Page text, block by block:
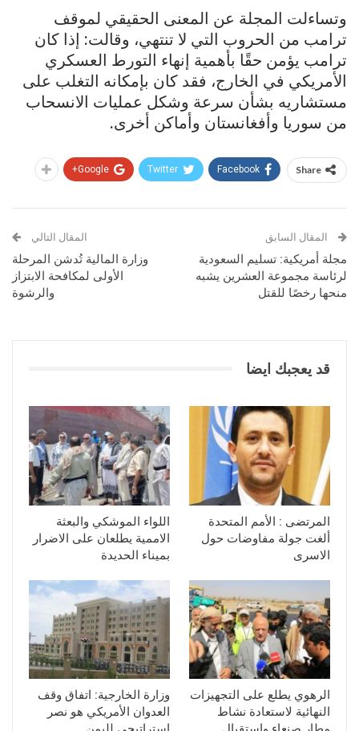
وتساءلت المجلة عن المعنى الحقيقي لموقف
ترامب من الحروب التي لا تنتهي، وقالت: إذا كان
ترامب يؤمن حقًا بأهمية إنهاء التورط العسكري
الأمريكي في الخارج، فقد كان بإمكانه التغلب على
مستشاريه بشأن سرعة وشكل عمليات الانسحاب
من سوريا وأفغانستان وأماكن أخرى.
Share
Facebook
Twitter
Google+
المقال السابق
مجلة أمريكية: تسليم السعودية
لرئاسة مجموعة العشرين يشبه
منحها رخصًا للقتل
المقال التالي
وزارة المالية تُدشن المرحلة
الأولى لمكافحة الابتزاز
والرشوة
قد يعجبك ايضا
المرتضى : الأمم المتحدة
ألغت جولة مفاوضات حول
الاسرى
اللواء الموشكي والبعثة
الاممية يطلعان على الاضرار
بميناء الحديدة
الرهوي يطلع على التجهيزات
النهائية لاستعادة نشاط
وزارة الخارجية: اتفاق وقف
العدوان الأمريكي هو نصر